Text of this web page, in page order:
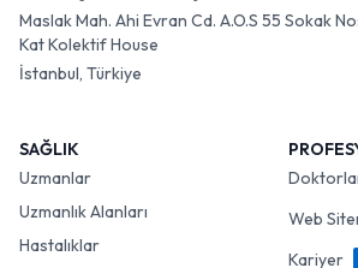
Maslak Mah. Ahi Evran Cd. A.O.S 55 Sokak
Kat Kolektif House
İstanbul, Türkiye
SAĞLIK
Uzmanlar
Uzmanlık Alanları
Hastalıklar
Web
Kariyer